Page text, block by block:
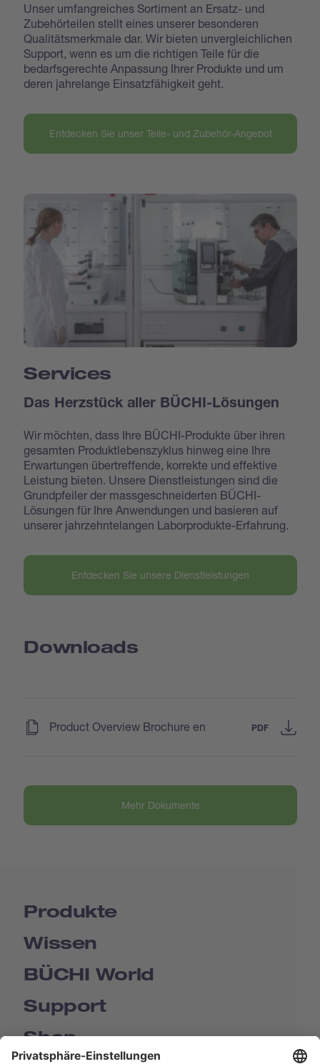
Unser umfangreiches Sortiment an Ersatz- und
Zubehörteilen stellt eines unserer besonderen
Qualitätsmerkmale dar. Wir bieten unvergleichlichen
Support, wenn es um die richtigen Teile für die
bedarfsgerechte Anpassung Ihrer Produkte und um
deren jahrelange Einsatzfähigkeit geht.
Entdecken Sie unser Teile- und Zubehör-Angebot
Services
Das Herzstück aller BÜCHI-Lösungen
Wir möchten, dass Ihre BÜCHI-Produkte über ihren
gesamten Produktlebenszyklus hinweg eine Ihre
Erwartungen übertreffende, korrekte und effektive
Leistung bieten. Unsere Dienstleistungen sind die
Grundpfeiler der massgeschneiderten BÜCHI-
Lösungen für Ihre Anwendungen und basieren auf
unserer jahrzehntelangen Laborprodukte-Erfahrung.
Entdecken Sie unsere Dienstleistungen
Downloads
Product Overview Brochure en PDF
Mehr Dokumente
Produkte
Wissen
BÜCHI World
Support
Shop